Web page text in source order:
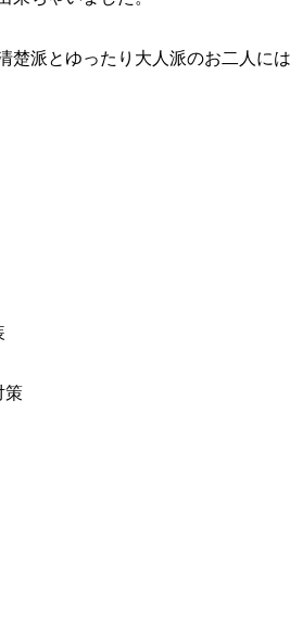
楚派とゆったり大人派のお二人に
策